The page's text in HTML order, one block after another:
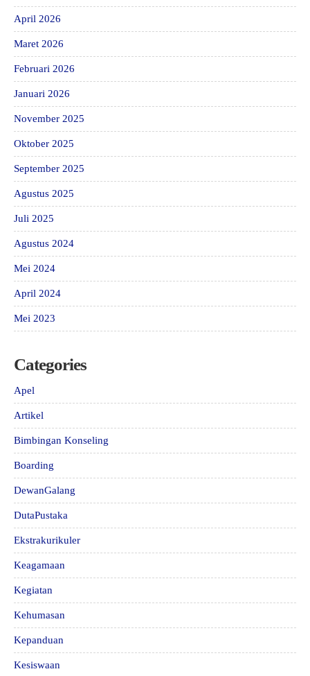
April 2026
Maret 2026
Februari 2026
Januari 2026
November 2025
Oktober 2025
September 2025
Agustus 2025
Juli 2025
Agustus 2024
Mei 2024
April 2024
Mei 2023
Categories
Apel
Artikel
Bimbingan Konseling
Boarding
DewanGalang
DutaPustaka
Ekstrakurikuler
Keagamaan
Kegiatan
Kehumasan
Kepanduan
Kesiswaan